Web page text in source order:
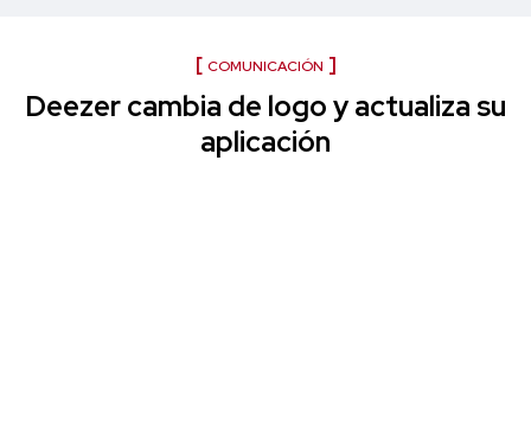
COMUNICACIÓN
Deezer cambia de logo y actualiza su
aplicación